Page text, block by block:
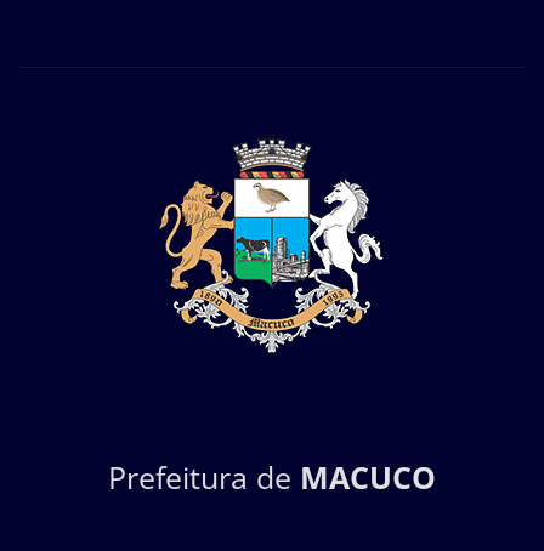
Prefeitura de MACUCO